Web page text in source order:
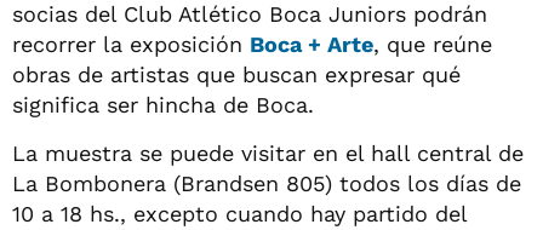
socias del Club Atlético Boca Juniors podrán
recorrer la exposición Boca + Arte, que reúne
obras de artistas que buscan expresar qué
significa ser hincha de Boca.
La muestra se puede visitar en el hall central de
La Bombonera (Brandsen 805) todos los días de
10 a 18 hs., excepto cuando hay partido del